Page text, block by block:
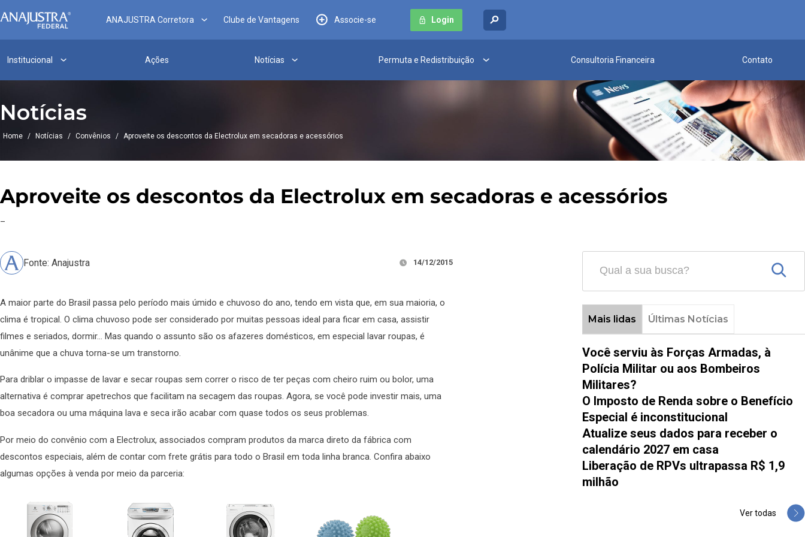
ANAJUSTRA Corretora Clube de Vantagens Associe-se Login
Institucional Ações Notícias Permuta e Redistribuição Consultoria Financeira Contato
Notícias
Home / Notícias / Convênios / Aproveite os descontos da Electrolux em secadoras e acessórios
Aproveite os descontos da Electrolux em secadoras e acessórios
–
Fonte: Anajustra 14/12/2015
A maior parte do Brasil passa pelo período mais úmido e chuvoso do ano, tendo em vista que, em sua maioria, o
clima é tropical. O clima chuvoso pode ser considerado por muitas pessoas ideal para ficar em casa, assistir
filmes e seriados, dormir… Mas quando o assunto são os afazeres domésticos, em especial lavar roupas, é
unânime que a chuva torna-se um transtorno.
Para driblar o impasse de lavar e secar roupas sem correr o risco de ter peças com cheiro ruim ou bolor, uma
alternativa é comprar apetrechos que facilitam na secagem das roupas. Agora, se você pode investir mais, uma
boa secadora ou uma máquina lava e seca irão acabar com quase todos os seus problemas.
Por meio do convênio com a Electrolux, associados compram produtos da marca direto da fábrica com
descontos especiais, além de contar com frete grátis para todo o Brasil em toda linha branca. Confira abaixo
algumas opções à venda por meio da parceria:
Mais lidas Últimas Notícias
Você serviu às Forças Armadas, à
Polícia Militar ou aos Bombeiros
Militares?
O Imposto de Renda sobre o Benefício
Especial é inconstitucional
Atualize seus dados para receber o
calendário 2027 em casa
Liberação de RPVs ultrapassa R$ 1,9
milhão
Ver todas